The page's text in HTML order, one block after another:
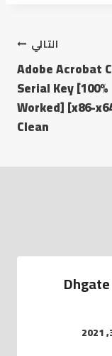
التالي
Adobe Acrobat
Serial Key [100%
Worked] [x86-
Clean